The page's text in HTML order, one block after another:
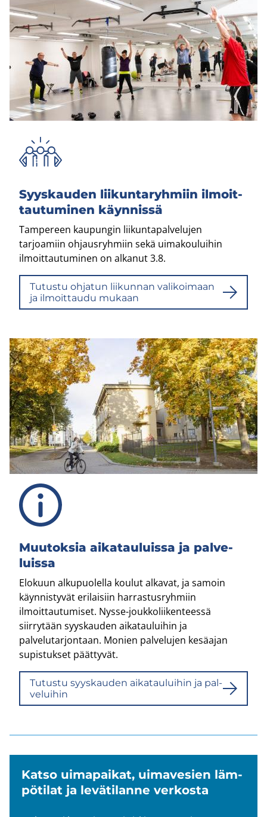
Syys­kau­den lii­kun­ta­ryh­miin il­moit­
tau­tu­mi­nen käyn­nis­sä
Tampereen kaupungin liikuntapalvelujen
tarjoamiin ohjausryhmiin sekä uimakouluihin
ilmoittautuminen on alkanut 3.8.
Tu­tus­tu oh­ja­tun lii­kun­nan va­li­koi­maan
ja il­moit­tau­du mu­kaan
Muu­tok­sia ai­ka­tau­luis­sa ja pal­ve­
luis­sa
Elokuun alkupuolella koulut alkavat, ja samoin
käynnistyvät erilaisiin harrastusryhmiin
ilmoittautumiset. Nysse-​joukkoliikenteessä
siirrytään syyskauden aikatauluihin ja
palvelutarjontaan. Monien palvelujen kesäajan
supistukset päättyvät.
Tu­tus­tu syys­kau­den ai­ka­tau­lui­hin ja pal­
ve­lui­hin
Katso ui­ma­pai­kat, ui­ma­ve­sien läm­
pö­ti­lat ja le­vä­ti­lan­ne ver­kos­ta